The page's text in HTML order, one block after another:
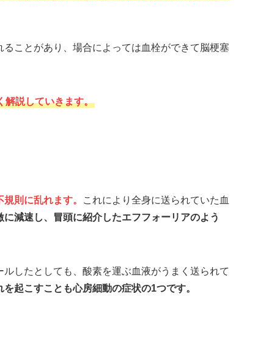
ことがあり、場合によっては血栓ができて脳梗塞
解説していきます。
則に乱れます。
これにより全身に送られていた血
減速し、冒頭に紹介したエフフォーリアのよう
したとしても、酸素を運ぶ血液がうまく送られて
起こすことも心房細動の症状の1つです。